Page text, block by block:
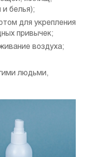
и белья);
для укрепления
привычек;
воздуха;
людьми,